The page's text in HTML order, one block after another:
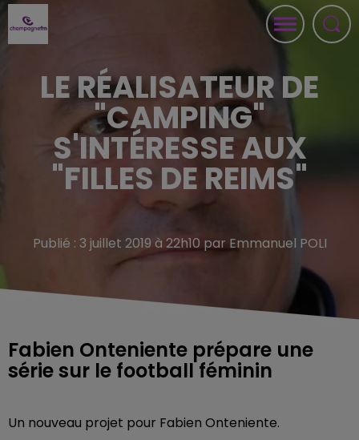
LE RÉALISATEUR DE
"CAMPING"
S'INTÉRESSE AUX
"FILLES DE REIMS"
Publié : 3 juillet 2019 à 22h10 par Emmanuel POLI
Fabien Onteniente prépare une
série sur le football féminin
Un nouveau projet pour Fabien Onteniente.